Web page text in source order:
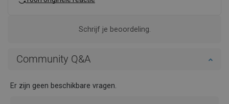
Schrijf je beoordeling.
Community Q&A
Er zijn geen beschikbare vragen.